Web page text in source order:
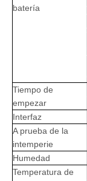
batería
Tiempo de
empezar
Interfaz
A prueba de la
intemperie
Humedad
Temperatura de